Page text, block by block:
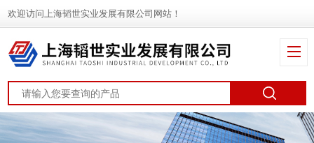
欢迎访问上海韬世实业发展有限公司网站！